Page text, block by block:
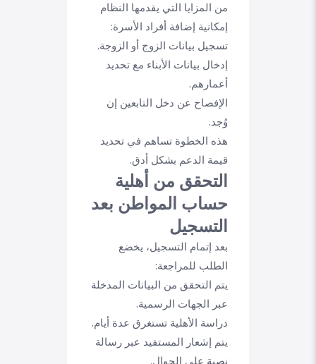
من المزايا التي يقدمها النظام
إمكانية إضافة أفراد الأسرة:
تسجيل بيانات الزوج أو الزوجة.
إدخال بيانات الأبناء مع تحديد
أعمارهم.
الإفصاح عن دخل التابعين إن
وُجد.
هذه الخطوة تساهم في تحديد
قيمة الدعم بشكل أدق.
التحقق من أهلية
حساب المواطن بعد
التسجيل
بعد إتمام التسجيل، يخضع
الطلب للمراجعة:
يتم التحقق من البيانات المدخلة
عبر الجهات الرسمية.
دراسة الأهلية تستغرق عدة أيام.
يتم إشعار المستفيد عبر رسالة
نصية على الجوال.